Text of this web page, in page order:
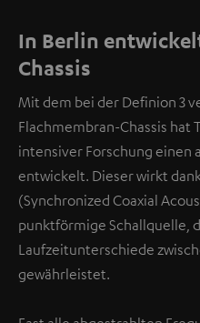
In Berlin
Chassis
Mit dem bei der Definion 3
Flachmembran-Chassis hat
intensiver Forschung
entwickelt. Dieser wirkt
(Synchronized Coaxial
punktförmige Schallquelle,
Laufzeitunterschiede
gewährleistet.